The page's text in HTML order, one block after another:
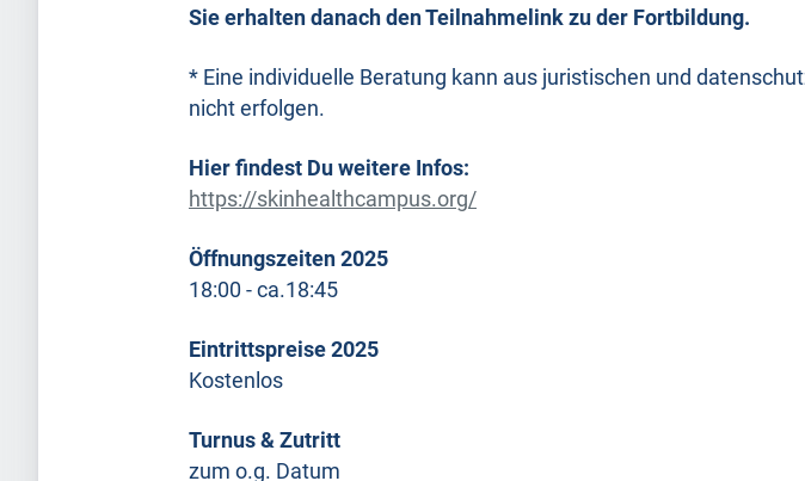
Sie erhalten danach den Teilnahmelink zu der Fortbildung.
* Eine individuelle Beratung kann aus juristischen und
nicht erfolgen.
Hier findest Du weitere Infos:
https://skinhealthcampus.org/
Öffnungszeiten 2025
18:00 - ca.18:45
Eintrittspreise 2025
Kostenlos
Turnus & Zutritt
zum o.g. Datum